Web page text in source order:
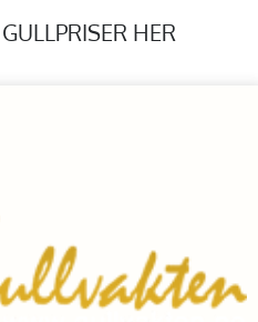
HER